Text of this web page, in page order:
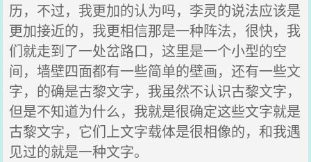
历，不过，我更加的认为吗，李灵的说法应该是
更加接近的，我更相信那是一种阵法，很快，我
们就走到了一处岔路口，这里是一个小型的空
间，墙壁四面都有一些简单的壁画，还有一些文
字，的确是古黎文字，我虽然不认识古黎文字，
但是不知道为什么，我就是很确定这些文字就是
古黎文字，它们上文字载体是很相像的，和我遇
见过的就是一种文字。